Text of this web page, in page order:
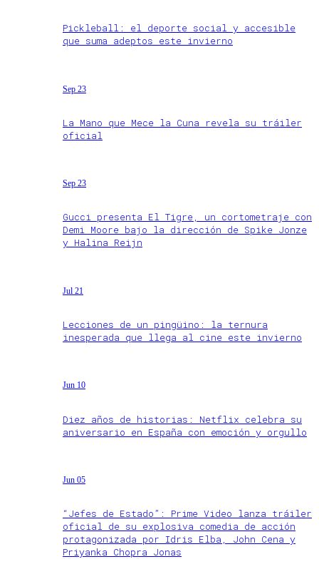
Pickleball: el deporte social y accesible
que suma adeptos este invierno
Sep 23
La Mano que Mece la Cuna revela su tráiler
oficial
Sep 23
Gucci presenta El Tigre, un cortometraje con
Demi Moore bajo la dirección de Spike Jonze
y Halina Reijn
Jul 21
Lecciones de un pingüino: la ternura
inesperada que llega al cine este invierno
Jun 10
Diez años de historias: Netflix celebra su
aniversario en España con emoción y orgullo
Jun 05
“Jefes de Estado”: Prime Video lanza tráiler
oficial de su explosiva comedia de acción
protagonizada por Idris Elba, John Cena y
Priyanka Chopra Jonas